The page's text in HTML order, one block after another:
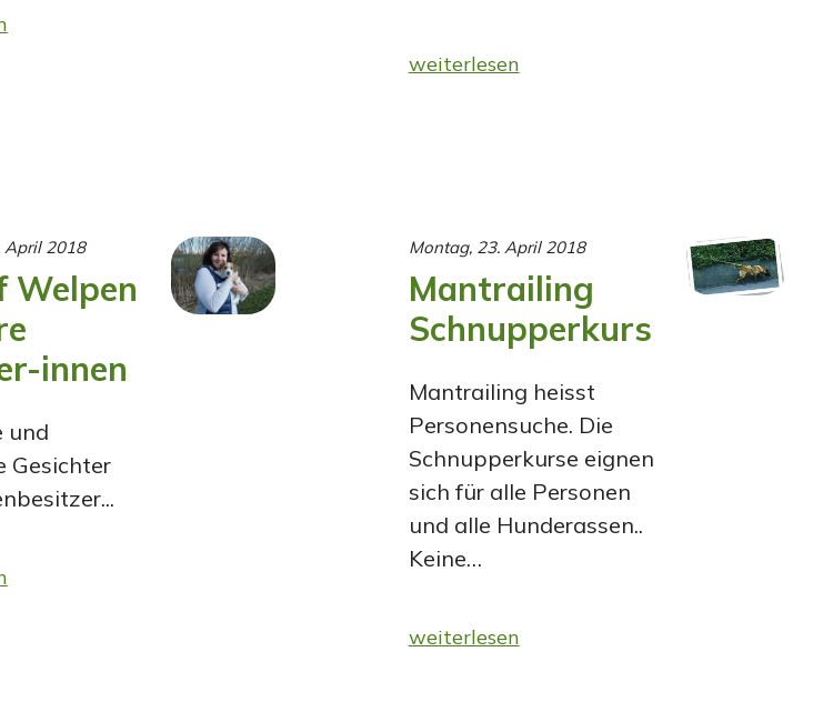
weiterlesen
April 2018
Welpen
innen
und
Gesichter
Montag, 23. April 2018
Mantrailing
Schnupperkurs
Mantrailing heisst
Personensuche. Die
Schnupperkurse eignen
sich für alle Personen
und alle Hunderassen..
Keine…
weiterlesen